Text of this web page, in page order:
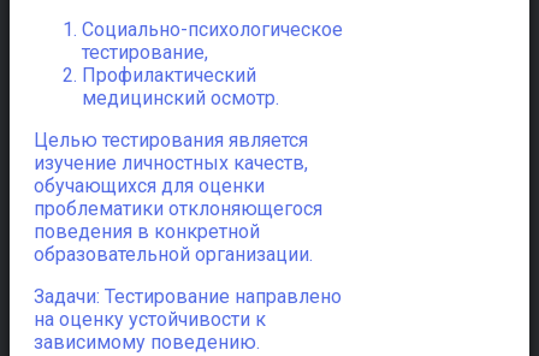
Социально-психологическое
тестирование,
Профилактический
медицинский осмотр.
Целью тестирования является
изучение личностных качеств,
обучающихся для оценки
проблематики отклоняющегося
поведения в конкретной
образовательной организации.
Задачи: Тестирование направлено
на оценку устойчивости к
зависимому поведению.